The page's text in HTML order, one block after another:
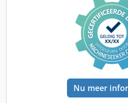
425x150, lak RAL 2000,
schragen aan elke zijde voor
Nu meer